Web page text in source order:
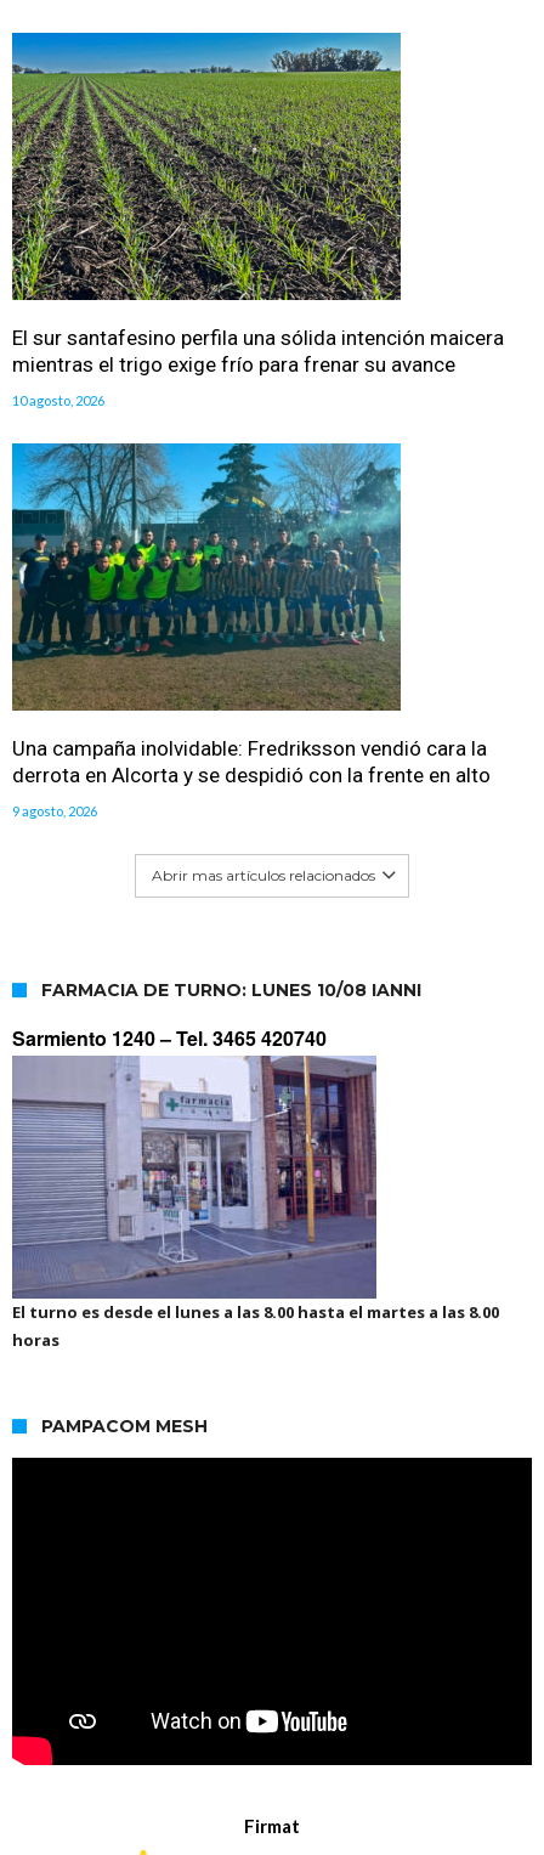
El sur santafesino perfila una sólida intención maicera
mientras el trigo exige frío para frenar su avance
10 agosto, 2026
Una campaña inolvidable: Fredriksson vendió cara la
derrota en Alcorta y se despidió con la frente en alto
9 agosto, 2026
Abrir mas artículos relacionados
FARMACIA DE TURNO: LUNES 10/08 IANNI
Sarmiento 1240 –Tel. 3465 420740
El turno es desde el lunes a las 8.00 hasta el martes a las 8.00
horas
PAMPACOM MESH
Firmat